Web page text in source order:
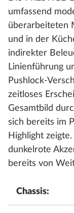
umfassend
überarbeiteten
und in der
indirekter
Linienführung
zeitloses
Gesamtbild
sich bereits im
Highlight
dunkelrote
bereits von
Chassis: